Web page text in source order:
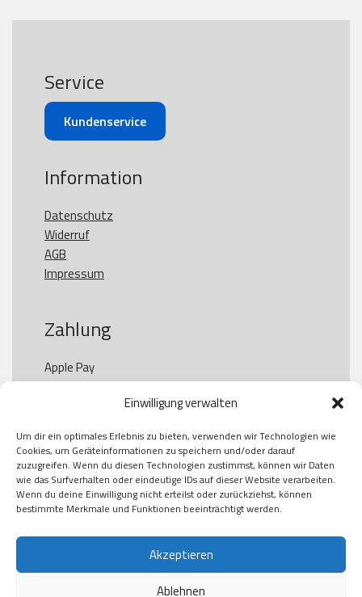
Einwilligung verwalten
Um dir ein optimales Erlebnis zu bieten, verwenden wir Technologien wie
Cookies, um Geräteinformationen zu speichern und/oder darauf
zuzugreifen. Wenn du diesen Technologien zustimmst, können wir Daten
wie das Surfverhalten oder eindeutige IDs auf dieser Website verarbeiten.
Wenn du deine Einwilligung nicht erteilst oder zurückziehst, können
bestimmte Merkmale und Funktionen beeinträchtigt werden.
Akzeptieren
Ablehnen
Service
Kundenservice
Information
Datenschutz
Widerruf
AGB
Impressum
Zahlung
Apple Pay
Paypal
Kauf auf Rechung
Klarna
American Express